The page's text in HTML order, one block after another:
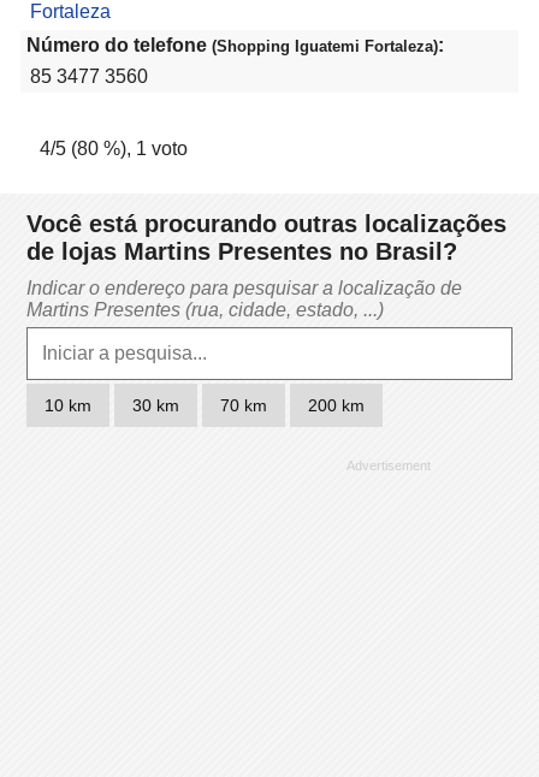
Fortaleza
Número do telefone (Shopping Iguatemi Fortaleza):
85 3477 3560
4/5 (80 %), 1 voto
Você está procurando outras localizações
de lojas Martins Presentes no Brasil?
Indicar o endereço para pesquisar a localização de
Martins Presentes (rua, cidade, estado, ...)
10 km 30 km 70 km 200 km